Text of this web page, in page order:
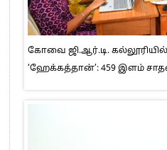
கோவை ஜி.ஆர்.டி.
‘ஹேக்கத்தான்’: 459 இளம்